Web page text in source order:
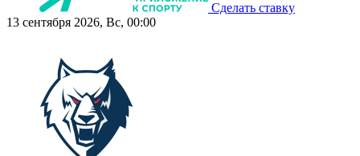
Сделать ставку
13 сентября 2026, Вс, 00:00